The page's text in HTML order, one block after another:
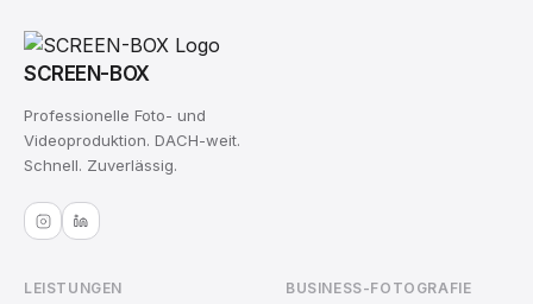
SCREEN-BOX
Professionelle Foto- und
Videoproduktion. DACH-weit.
Schnell. Zuverlässig.
LEISTUNGEN BUSINESS-FOTOGRAFIE